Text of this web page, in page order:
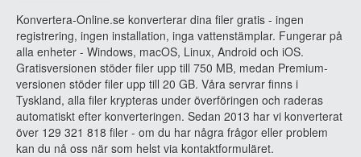
Konvertera-Online.se konverterar dina filer gratis - ingen
registrering, ingen installation, inga vattenstämplar. Fungerar på
alla enheter - Windows, macOS, Linux, Android och iOS.
Gratisversionen stöder filer upp till 750 MB, medan Premium-
versionen stöder filer upp till 20 GB. Våra servrar finns i
Tyskland, alla filer krypteras under överföringen och raderas
automatiskt efter konverteringen. Sedan 2013 har vi konverterat
över 129 321 818 filer - om du har några frågor eller problem
kan du nå oss när som helst via kontaktformuläret.